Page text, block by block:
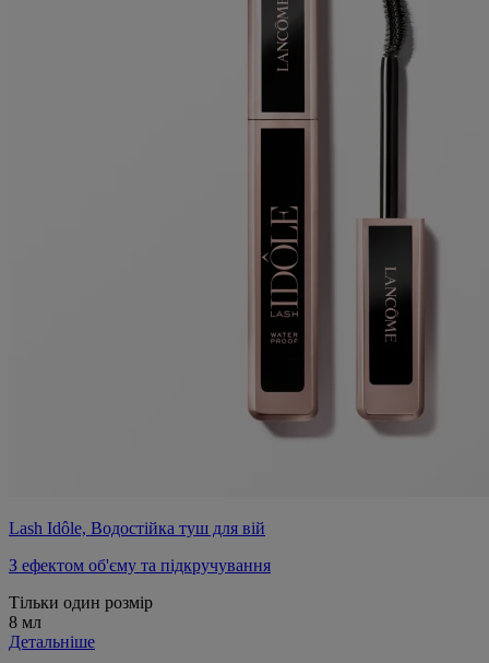
Lash Idôle, Водостійка туш для вій
З ефектом об'єму та підкручування
Тільки один розмір
8 мл
Детальніше